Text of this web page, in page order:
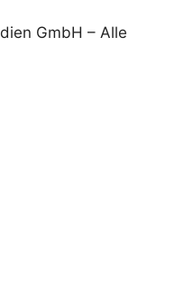
GmbH – Alle